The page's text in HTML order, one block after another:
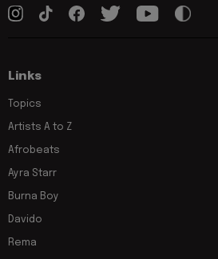
Links
Topics
Artists A to Z
Afrobeats
Ayra Starr
Burna Boy
Davido
Rema